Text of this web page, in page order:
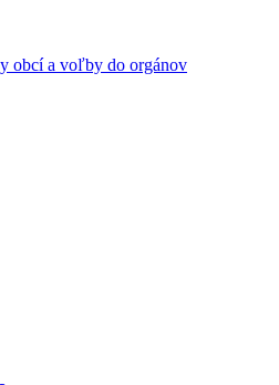
obcí a voľby do orgánov